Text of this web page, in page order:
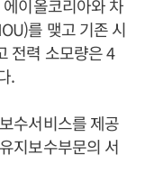
이올코리아와 차
를 맺고 기존 시
전력 소모량은 4
.
수서비스를 제공
지보수부문의 서